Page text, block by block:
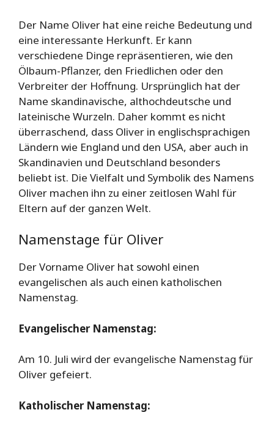
Der Name Oliver hat eine reiche Bedeutung und
eine interessante Herkunft. Er kann
verschiedene Dinge repräsentieren, wie den
Ölbaum-Pflanzer, den Friedlichen oder den
Verbreiter der Hoffnung. Ursprünglich hat der
Name skandinavische, althochdeutsche und
lateinische Wurzeln. Daher kommt es nicht
überraschend, dass Oliver in englischsprachigen
Ländern wie England und den USA, aber auch in
Skandinavien und Deutschland besonders
beliebt ist. Die Vielfalt und Symbolik des Namens
Oliver machen ihn zu einer zeitlosen Wahl für
Eltern auf der ganzen Welt.
Namenstage für Oliver
Der Vorname Oliver hat sowohl einen
evangelischen als auch einen katholischen
Namenstag.
Evangelischer Namenstag:
Am 10. Juli wird der evangelische Namenstag für
Oliver gefeiert.
Katholischer Namenstag: